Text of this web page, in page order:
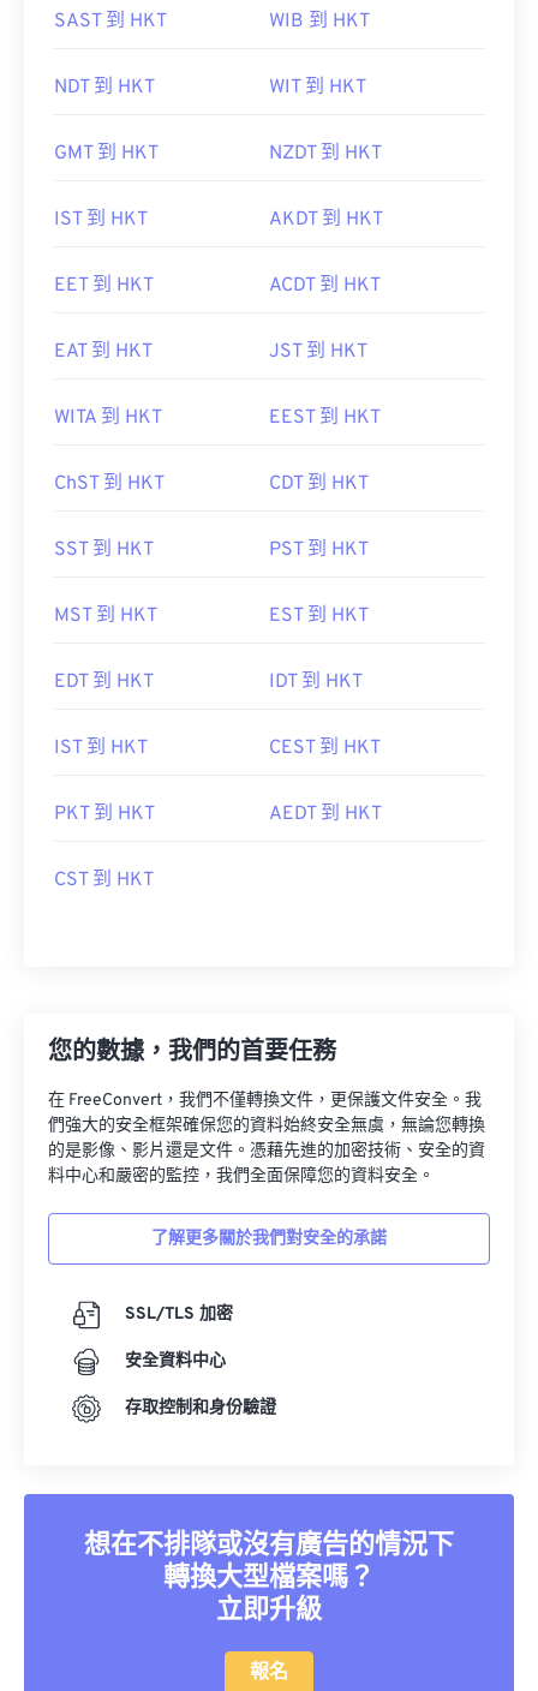
SAST 到 HKT WIB 到 HKT
NDT 到 HKT WIT 到 HKT
GMT 到 HKT NZDT 到 HKT
IST 到 HKT AKDT 到 HKT
EET 到 HKT ACDT 到 HKT
EAT 到 HKT JST 到 HKT
WITA 到 HKT EEST 到 HKT
ChST 到 HKT CDT 到 HKT
SST 到 HKT PST 到 HKT
MST 到 HKT EST 到 HKT
EDT 到 HKT IDT 到 HKT
IST 到 HKT CEST 到 HKT
PKT 到 HKT AEDT 到 HKT
CST 到 HKT
您的數據，我們的首要任務
在 FreeConvert，我們不僅轉換文件，更保護文件安全。我
們強大的安全框架確保您的資料始終安全無虞，無論您轉換
的是影像、影片還是文件。憑藉先進的加密技術、安全的資
料中心和嚴密的監控，我們全面保障您的資料安全。
了解更多關於我們對安全的承諾
SSL/TLS 加密
安全資料中心
存取控制和身份驗證
想在不排隊或沒有廣告的情況下
轉換大型檔案嗎？
立即升級
報名